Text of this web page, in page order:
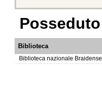
Posseduto
Biblioteca
Biblioteca nazionale Braidense